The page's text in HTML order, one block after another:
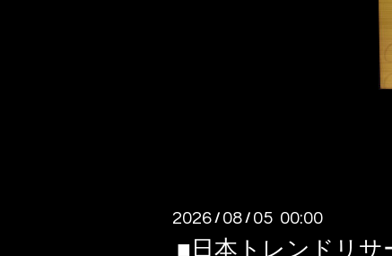
2026 / 08 / 05 00:00
■​​日本トレンドリサ